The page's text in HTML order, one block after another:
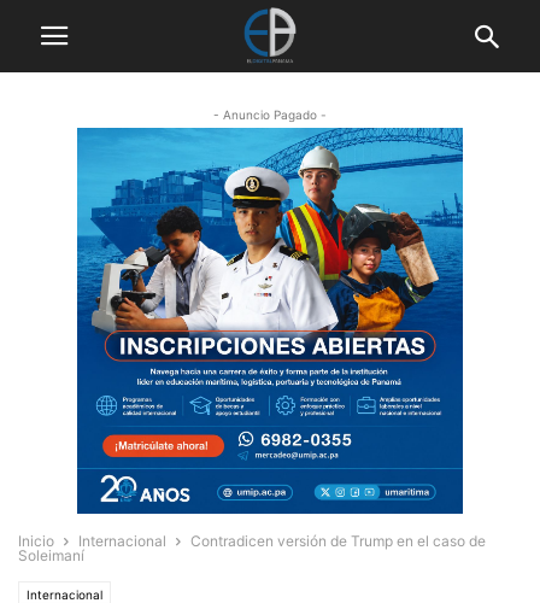
- Anuncio Pagado -
Inicio Internacional
Contradicen versión de Trump en el caso de
Soleimaní
Internacional